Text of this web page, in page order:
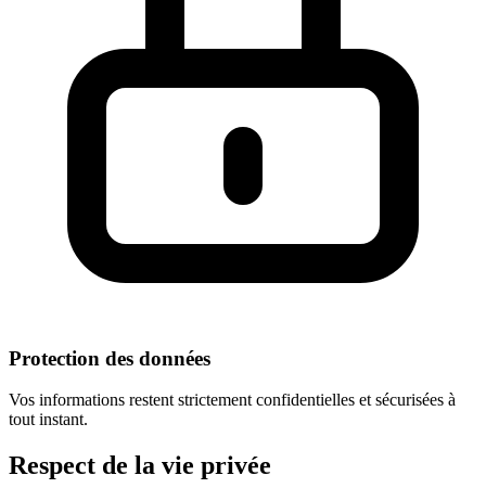
Protection des données
Vos informations restent strictement confidentielles et sécurisées à
tout instant.
Respect de la vie privée